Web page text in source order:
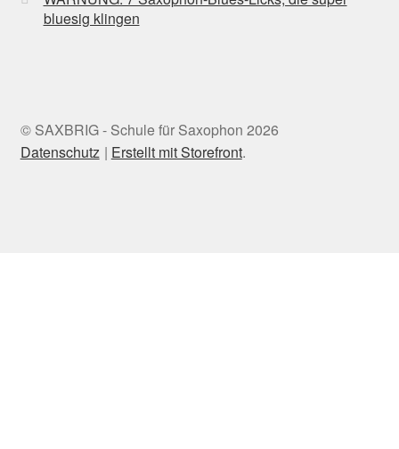
bluesig klingen
© SAXBRIG - Schule für Saxophon 2026
Datenschutz
Erstellt mit Storefront.